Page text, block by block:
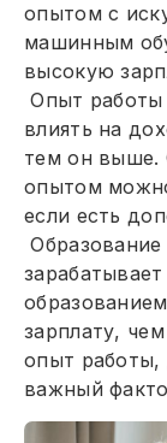
опытом с
машинным
высокую
Опыт
влиять на
тем он выше.
опытом
если есть
Образование
зарплату,
опыт работы,
важный